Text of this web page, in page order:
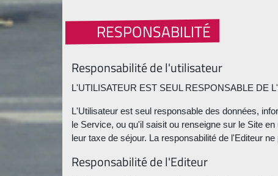
RESPONSABILITÉ
Responsabilité de l'utilisateur
L'UTILISATEUR EST SEUL RESPONSABLE DE
L'Utilisateur est seul responsable des données,
le Service, ou qu'il saisit ou renseigne sur le Site
leur taxe de séjour. La responsabilité de l'Editeur
Responsabilité de l'Editeur